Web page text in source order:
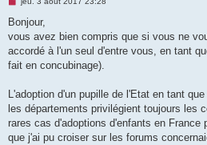
s
a
g
n
l
u
Bonjour,
vous avez bien compris que si vous ne
accordé à l'un seul d'entre vous, en tant
fait en concubinage).
L'adoption d'un pupille de l'Etat en tant
les départements privilégient toujours les
rares cas d'adoptions d'enfants en France
que j'ai pu croiser sur les forums